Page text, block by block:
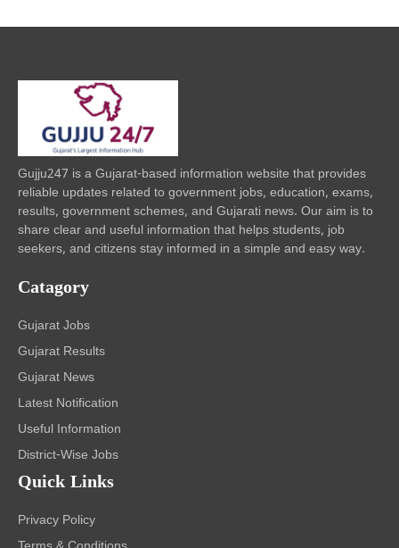
Gujju247 is a Gujarat-based information website that provides
reliable updates related to government jobs, education, exams,
results, government schemes, and Gujarati news. Our aim is to
share clear and useful information that helps students, job
seekers, and citizens stay informed in a simple and easy way.
Catagory
Gujarat Jobs
Gujarat Results
Gujarat News
Latest Notification
Useful Information
District-Wise Jobs
Quick Links
Privacy Policy